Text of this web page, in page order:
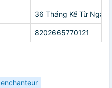
36 Tháng Kể Từ Ngày
8202665770121
enchanteur